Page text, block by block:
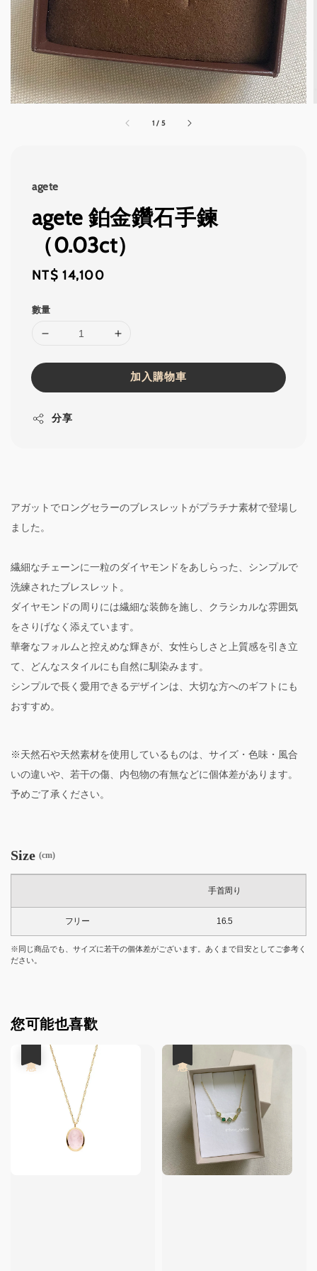
1 / 5
agete
agete 鉑金鑽石手鍊
（0.03ct）
Regular
NT$ 14,100
數量
加入購物車
分享
アガットでロングセラーのブレスレットがプラチナ素材で登場し
ました。
繊細なチェーンに一粒のダイヤモンドをあしらった、シンプルで
洗練されたブレスレット。
ダイヤモンドの周りには繊細な装飾を施し、クラシカルな雰囲気
をさりげなく添えています。
華奢なフォルムと控えめな輝きが、女性らしさと上質感を引き立
て、どんなスタイルにも自然に馴染みます。
シンプルで長く愛用できるデザインは、大切な方へのギフトにも
おすすめ。
※天然石や天然素材を使用しているものは、サイズ・色味・風合
いの違いや、若干の傷、内包物の有無などに個体差があります。
予めご了承ください。
Size (cm)
手首周り
フリー 16.5
※同じ商品でも、サイズに若干の個体差がございます。あくまで目安としてご参考く
ださい。
您可能也喜歡